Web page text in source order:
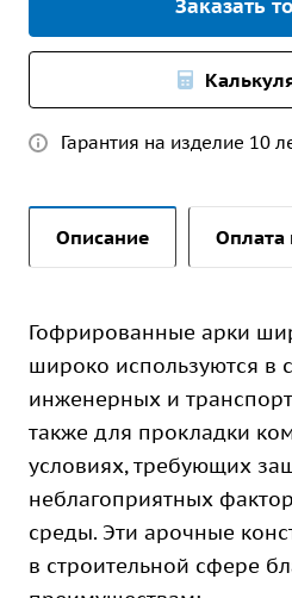
Заказать
Гарантия на изделие 10
Описание Оплата
Гофрированные арки
широко используются в
инженерных и
также для прокладки
условиях, требующих
неблагоприятных
среды. Эти арочные
в строительной сфере